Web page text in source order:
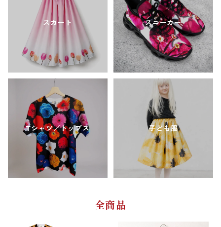
スカート スニーカー
Tシャツ／トップス 子ども服
全商品